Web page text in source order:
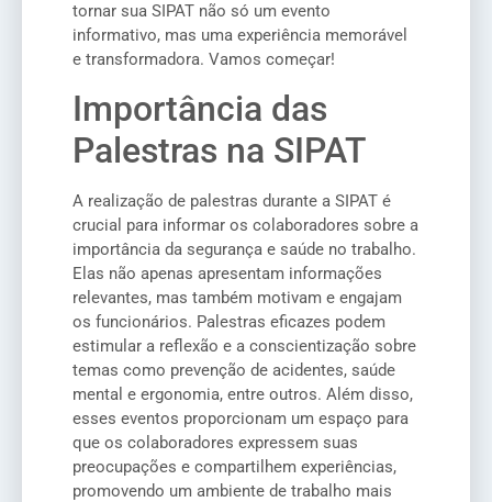
tornar sua SIPAT não só um evento
informativo, mas uma experiência memorável
e transformadora. Vamos começar!
Importância das
Palestras na SIPAT
A realização de palestras durante a SIPAT é
crucial para informar os colaboradores sobre a
importância da segurança e saúde no trabalho.
Elas não apenas apresentam informações
relevantes, mas também motivam e engajam
os funcionários. Palestras eficazes podem
estimular a reflexão e a conscientização sobre
temas como prevenção de acidentes, saúde
mental e ergonomia, entre outros. Além disso,
esses eventos proporcionam um espaço para
que os colaboradores expressem suas
preocupações e compartilhem experiências,
promovendo um ambiente de trabalho mais